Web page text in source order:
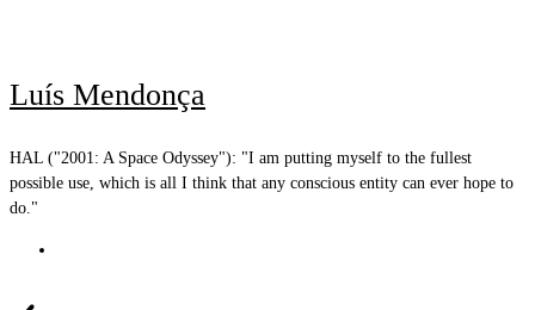
Luís Mendonça
HAL ("2001: A Space Odyssey"): "I am putting myself to the fullest
possible use, which is all I think that any conscious entity can ever hope to
do."